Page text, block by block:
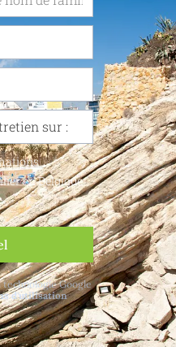
en Belgique
technologie Google
d'utilisation